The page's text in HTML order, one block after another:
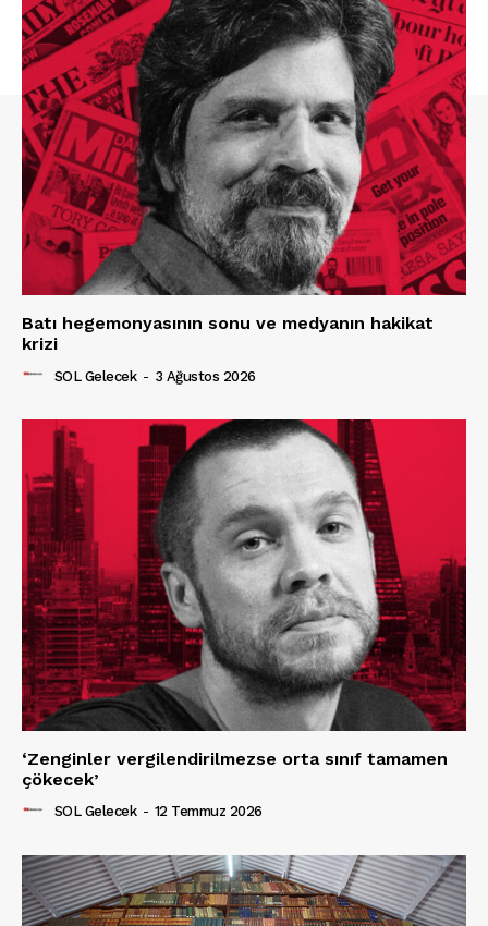
Batı hegemonyasının sonu ve medyanın hakikat
krizi
SOL Gelecek - 3 Ağustos 2026
‘Zenginler vergilendirilmezse orta sınıf tamamen
çökecek’
SOL Gelecek - 12 Temmuz 2026